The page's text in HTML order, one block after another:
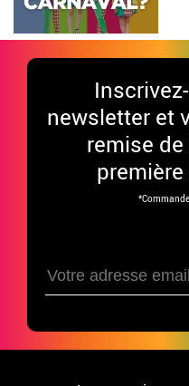
newsletter et
remise